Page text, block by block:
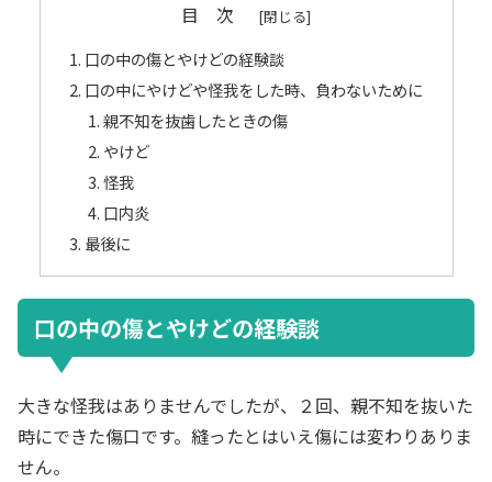
目 次
口の中の傷とやけどの経験談
口の中にやけどや怪我をした時、負わないために
親不知を抜歯したときの傷
やけど
怪我
口内炎
最後に
口の中の傷とやけどの経験談
大きな怪我はありませんでしたが、２回、親不知を抜いた
時にできた傷口です。縫ったとはいえ傷には変わりありま
せん。